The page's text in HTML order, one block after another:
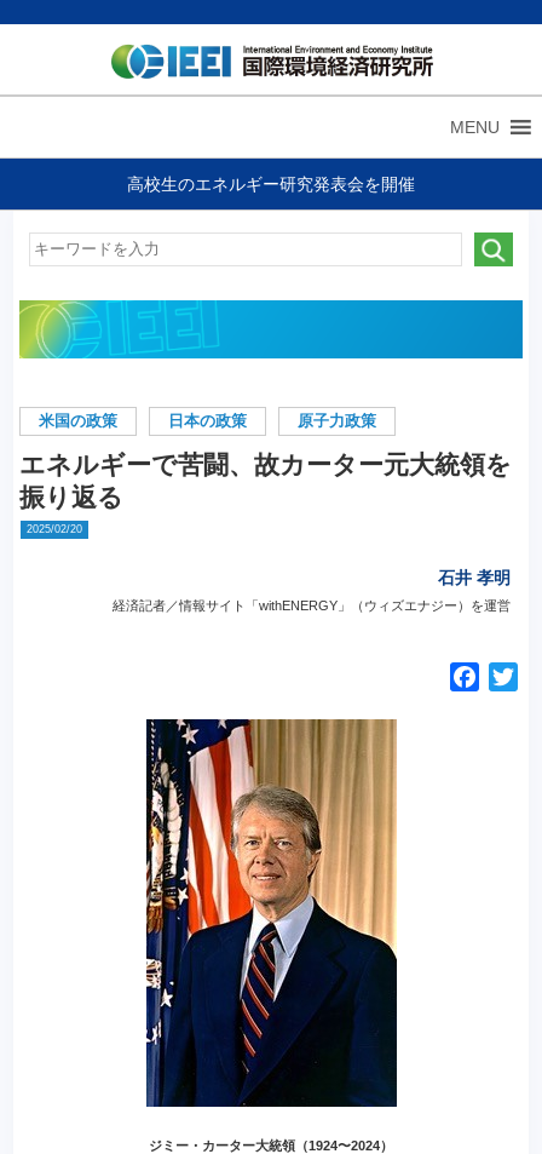
MENU
高校生のエネルギー研究発表会を開催
米国の政策 日本の政策 原子力政策
エネルギーで苦闘、故カーター元大統領を
振り返る
2025/02/20
石井 孝明
経済記者／情報サイト「withENERGY」（ウィズエナジー）を運営
ジミー・カーター大統領（1924〜2024）